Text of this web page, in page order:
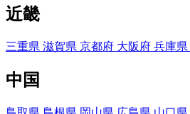
近畿
三重県 滋賀県 京都府 大阪府 兵庫県
中国